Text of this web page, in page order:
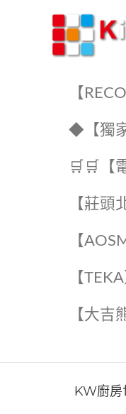
【
◆【獨
🛒🛒【
【莊頭
【
【
【大吉
KW廚房